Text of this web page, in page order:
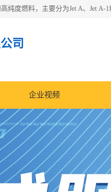
司
企业视频